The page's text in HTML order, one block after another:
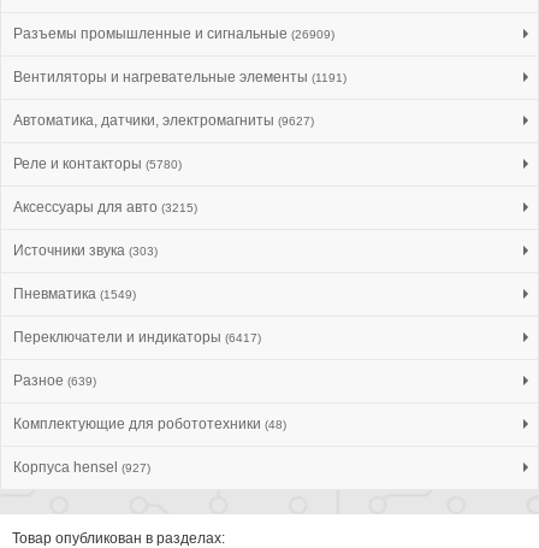
Разъемы промышленные и сигнальные (26909)
Вентиляторы и нагревательные элементы (1191)
Автоматика, датчики, электромагниты (9627)
Реле и контакторы (5780)
Аксессуары для авто (3215)
Источники звука (303)
Пневматика (1549)
Переключатели и индикаторы (6417)
Разное (639)
Комплектующие для робототехники (48)
Корпуса hensel (927)
Товар опубликован в разделах: